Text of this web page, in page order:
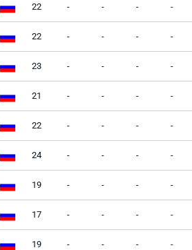
22 - - - -
22 - - - -
23 - - - -
21 - - - -
22 - - - -
24 - - - -
19 - - - -
17 - - - -
19 - - - -